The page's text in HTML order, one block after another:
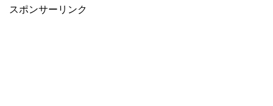
スポンサーリンク